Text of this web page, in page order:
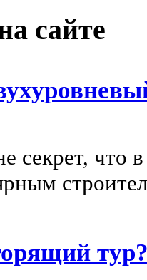
сайте
секрет, что